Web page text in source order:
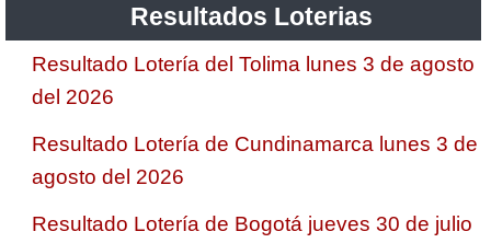
Resultados Loterias
Resultado Lotería del Tolima lunes 3 de agosto
del 2026
Resultado Lotería de Cundinamarca lunes 3 de
agosto del 2026
Resultado Lotería de Bogotá jueves 30 de julio